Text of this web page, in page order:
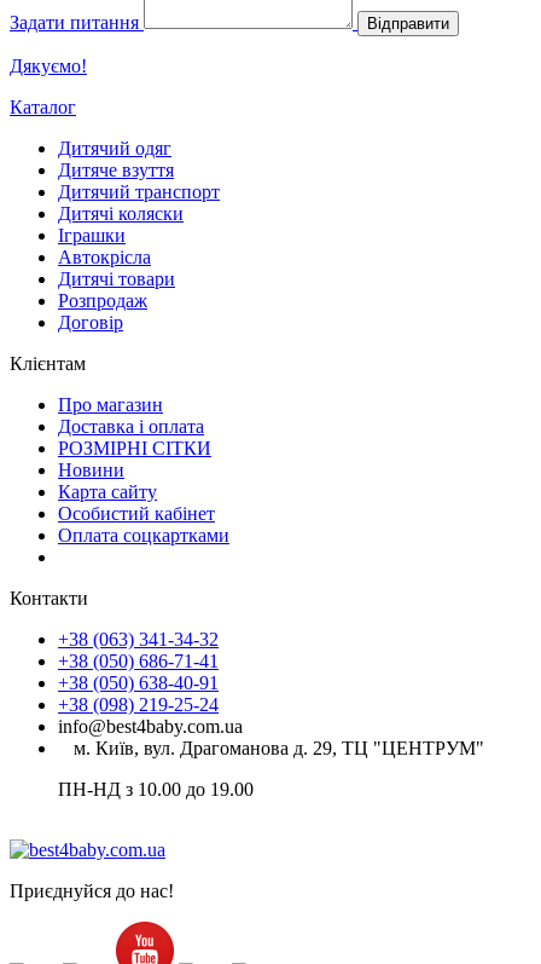
Задати питання Відправити
Дякуємо!
Каталог
Дитячий одяг
Дитяче взуття
Дитячий транспорт
Дитячі коляски
Іграшки
Автокрісла
Дитячі товари
Розпродаж
Договір
Клієнтам
Про магазин
Доставка і оплата
РОЗМІРНІ СІТКИ
Новини
Карта сайту
Особистий кабінет
Оплата соцкартками
Контакти
+38 (063) 341-34-32
+38 (050) 686-71-41
+38 (050) 638-40-91
+38 (098) 219-25-24
info@best4baby.com.ua
м. Київ, вул. Драгоманова д. 29, ТЦ "ЦЕНТРУМ"
ПН-НД з 10.00 до 19.00
Приєднуйся до нас!